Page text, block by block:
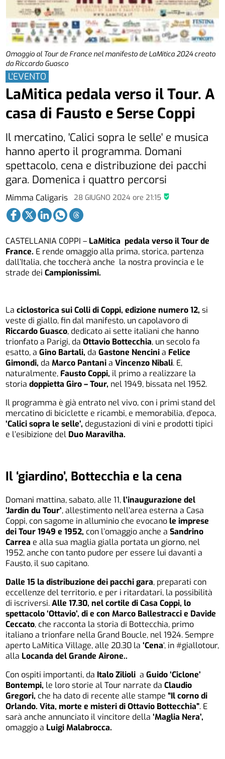
Omaggio al Tour de France nel manifesto de LaMitica 2024 creato
da Riccardo Guasco
Mimma Caligaris 28 GIUGNO 2024ore 21:15
L'EVENTO
LaMitica pedala verso il Tour. A
casa di Fausto e Serse Coppi
Il mercatino, 'Calici sopra le selle' e musica
hanno aperto il programma. Domani
spettacolo, cena e distribuzione dei pacchi
gara. Domenica i quattro percorsi
CASTELLANIA COPPI – LaMitica pedala verso il Tour de
France. E rende omaggio alla prima, storica, partenza
dall’Italia, che toccherà anche la nostra provincia e le
strade deiCampionissimi.
Laciclostorica sui Colli di Coppi, edizione numero 12, si
veste di giallo, fin dal manifesto, un capolavoro di
Riccardo Guasco, dedicato ai sette italiani che hanno
trionfato a Parigi, daOttavio Bottecchia, un secolo fa
esatto, aGino Bartali, daGastone Nencinia Felice
Gimondi, daMarco PantaniaVincenzo Nibali. E,
naturalmente, Fausto Coppi, il primo a realizzare la
storiadoppietta Giro – Tour, nel 1949, bissata nel 1952.
Il programma è già entrato nel vivo, con i primi stand del
mercatino di biciclette e ricambi, e memorabilia, d’epoca,
‘Calici sopra le selle’, degustazioni di vini e prodotti tipici
e l’esibizione del Duo Maravilha.
Il ‘giardino’, Bottecchia e la cena
Domani mattina, sabato, alle 11,l’inaugurazione del
‘Jardin du Tour’, allestimento nell’area esterna a Casa
Coppi, con sagome in alluminio che evocanole imprese
dei Tour 1949 e 1952, con l’omaggio anche aSandrino
Carrea e alla sua maglia gialla portata un giorno, nel
1952, anche con tanto pudore per essere lui davanti a
Fausto, il suo capitano.
Dalle 15 la distribuzione dei pacchi gara, preparati con
eccellenze del territorio, e per i ritardatari, la possibilità
di iscriversi.Alle 17.30, nel cortile di Casa Coppi, lo
spettacolo ‘Ottavio’, di e con Marco Ballestracci e Davide
Ceccato, che racconta la storia di Bottecchia, primo
italiano a trionfare nella Grand Boucle, nel 1924. Sempre
aperto LaMitica Village, alle 20.30 la‘Cena‘, in #giallotour,
alla Locanda del Grande Airone..
Con ospiti importanti, da Italo Zilioli aGuido ‘Ciclone’
Bontempi, le loro storie al Tour narrate daClaudio
Gregori, che ha dato di recente alle stampe“Il corno di
Orlando. Vita, morte e misteri di Ottavio Bottecchia”. E
sarà anche annunciato il vincitore della ‘Maglia Nera’,
omaggio a Luigi Malabrocca.